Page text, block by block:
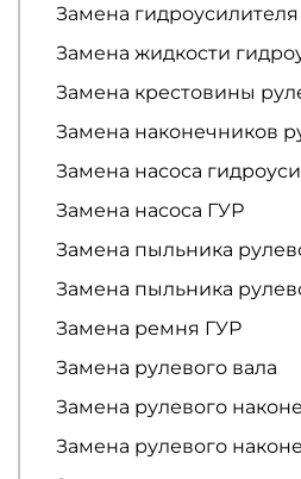
Замена гидроусилителя
Замена жидкости
Замена крестовины
Замена наконечников
Замена насоса
Замена насоса ГУР
Замена пыльника
Замена пыльника
Замена ремня ГУР
Замена рулевого вала
Замена рулевого
Замена рулевого